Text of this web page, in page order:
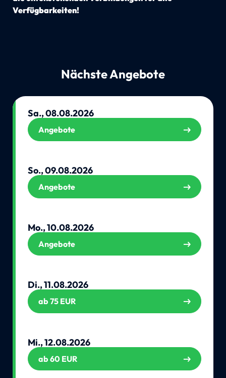
Verfügbarkeiten!
Nächste Angebote
Sa., 08.08.2026
Angebote
So., 09.08.2026
Angebote
Mo., 10.08.2026
Angebote
Di., 11.08.2026
ab 75 EUR
Mi., 12.08.2026
ab 60 EUR